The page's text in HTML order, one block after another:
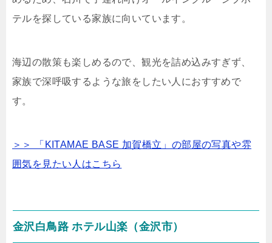
テルを探している家族に向いています。
海辺の散策も楽しめるので、観光を詰め込みすぎず、
家族で深呼吸するような旅をしたい人におすすめで
す。
＞＞ 「KITAMAE BASE 加賀橋立」の部屋の写真や雰
囲気を見たい人はこちら
金沢白鳥路 ホテル山楽（金沢市）